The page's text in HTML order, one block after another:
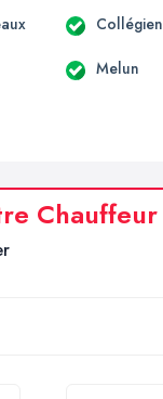
Collégien
Melun
Chauffeur